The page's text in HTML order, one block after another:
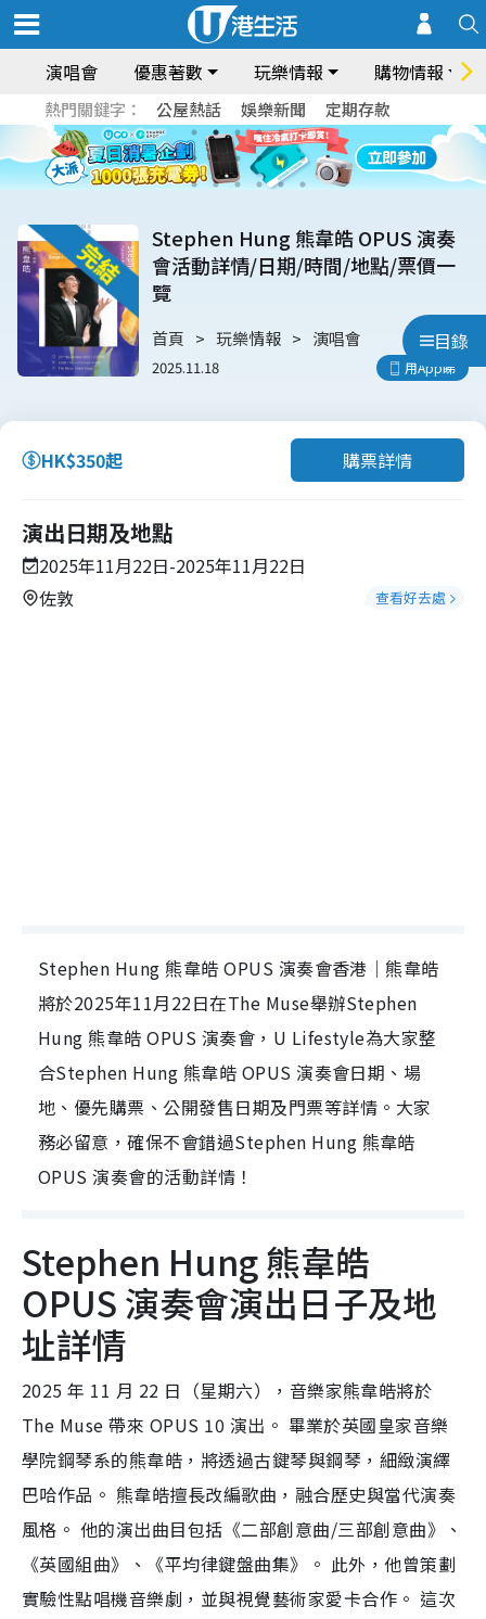
演唱會 優惠著數 玩樂情報 購物情報
熱門關鍵字： 公屋熱話 娛樂新聞 定期存款
目錄
Stephen Hung 熊韋皓 OPUS 演奏
會活動詳情/日期/時間/地點/票價一
覽
首頁 玩樂情報 演唱會
2025.11.18 用App睇
HK$350起 購票詳情
演出日期及地點
2025年11月22日-2025年11月22日
佐敦
查看好去處
Stephen Hung 熊韋皓 OPUS 演奏會香港｜熊韋皓
將於2025年11月22日在The Muse舉辦Stephen
Hung 熊韋皓 OPUS 演奏會，U Lifestyle為大家整
合Stephen Hung 熊韋皓 OPUS 演奏會日期、場
地、優先購票、公開發售日期及門票等詳情。大家
務必留意，確保不會錯過Stephen Hung 熊韋皓
OPUS 演奏會的活動詳情！
Stephen Hung 熊韋皓
OPUS 演奏會演出日子及地
址詳情
2025 年 11 月 22 日（星期六），音樂家熊韋皓將於
The Muse 帶來 OPUS 10 演出。 畢業於英國皇家音樂
學院鋼琴系的熊韋皓，將透過古鍵琴與鋼琴，細緻演繹
巴哈作品。 熊韋皓擅長改編歌曲，融合歷史與當代演奏
風格。 他的演出曲目包括《二部創意曲/三部創意曲》、
《英國組曲》、《平均律鍵盤曲集》。 此外，他曾策劃
實驗性點唱機音樂劇，並與視覺藝術家愛卡合作。 這次